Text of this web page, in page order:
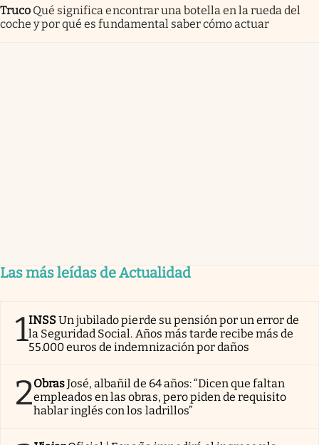
Truco Qué significa encontrar una botella en la rueda del
coche y por qué es fundamental saber cómo actuar
Las más leídas de Actualidad
1INSSUn jubilado pierde su pensión por un error de
la Seguridad Social. Años más tarde recibe más de
55.000 euros de indemnización por daños
2ObrasJosé, albañil de 64 años: “Dicen que faltan
empleados en las obras, pero piden de requisito
hablar inglés con los ladrillos”